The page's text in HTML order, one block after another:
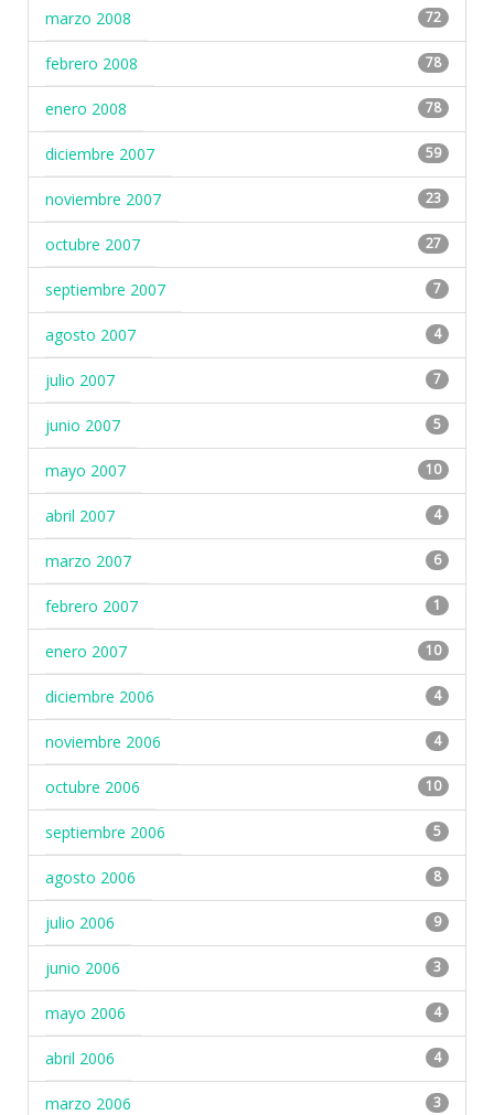
marzo 2008 72
febrero 2008 78
enero 2008 78
diciembre 2007 59
noviembre 2007 23
octubre 2007 27
septiembre 2007 7
agosto 2007 4
julio 2007 7
junio 2007 5
mayo 2007 10
abril 2007 4
marzo 2007 6
febrero 2007 1
enero 2007 10
diciembre 2006 4
noviembre 2006 4
octubre 2006 10
septiembre 2006 5
agosto 2006 8
julio 2006 9
junio 2006 3
mayo 2006 4
abril 2006 4
marzo 2006 3